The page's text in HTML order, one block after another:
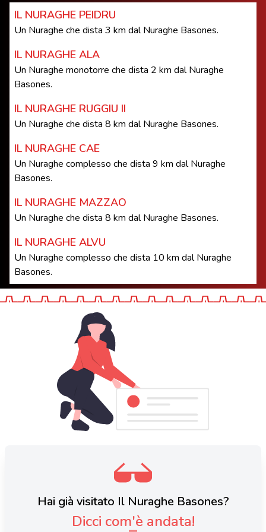
IL NURAGHE PEIDRU
Un Nuraghe che dista 3 km dal Nuraghe Basones.
IL NURAGHE ALA
Un Nuraghe monotorre che dista 2 km dal Nuraghe
Basones.
IL NURAGHE RUGGIU II
Un Nuraghe che dista 8 km dal Nuraghe Basones.
IL NURAGHE CAE
Un Nuraghe complesso che dista 9 km dal Nuraghe
Basones.
IL NURAGHE MAZZAO
Un Nuraghe che dista 8 km dal Nuraghe Basones.
IL NURAGHE ALVU
Un Nuraghe complesso che dista 10 km dal Nuraghe
Basones.
Hai già visitato Il Nuraghe Basones?
Dicci com'è andata!